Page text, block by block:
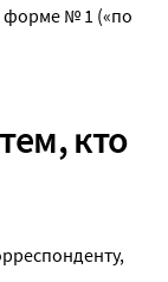
форме № 1 («по
кто